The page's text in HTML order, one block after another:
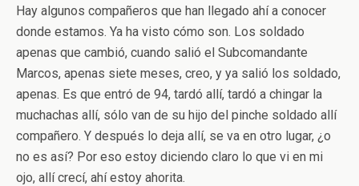
Hay algunos compañeros que han llegado ahí a conocer
donde estamos. Ya ha visto cómo son. Los soldado
apenas que cambió, cuando salió el Subcomandante
Marcos, apenas siete meses, creo, y ya salió los soldado,
apenas. Es que entró de 94, tardó allí, tardó a chingar la
muchachas allí, sólo van de su hijo del pinche soldado allí
compañero. Y después lo deja allí, se va en otro lugar, ¿o
no es así? Por eso estoy diciendo claro lo que vi en mi
ojo, allí crecí, ahí estoy ahorita.